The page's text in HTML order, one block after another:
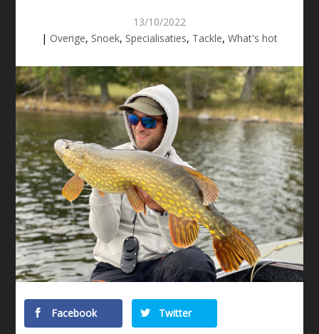
13/10/2022
| Overige, Snoek, Specialisaties, Tackle, What's hot
Facebook Twitter